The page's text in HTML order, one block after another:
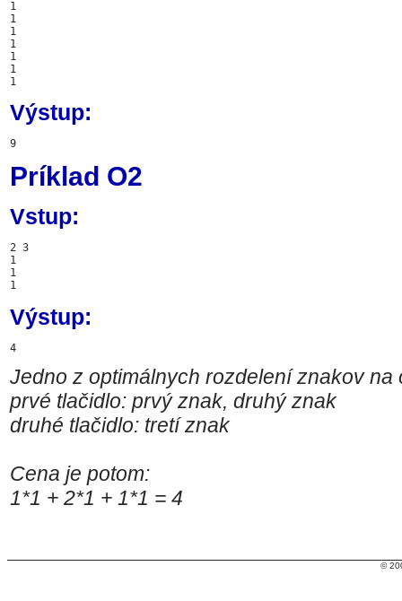
1
1
1
1
1
1
Výstup:
9
Príklad O2
Vstup:
2 3
1
1
1
Výstup:
4
Jedno z optimálnych rozdelení znakov na
prvé tlačidlo: prvý znak, druhý znak
druhé tlačidlo: tretí znak
Cena je potom:
1*1 + 2*1 + 1*1 = 4
©